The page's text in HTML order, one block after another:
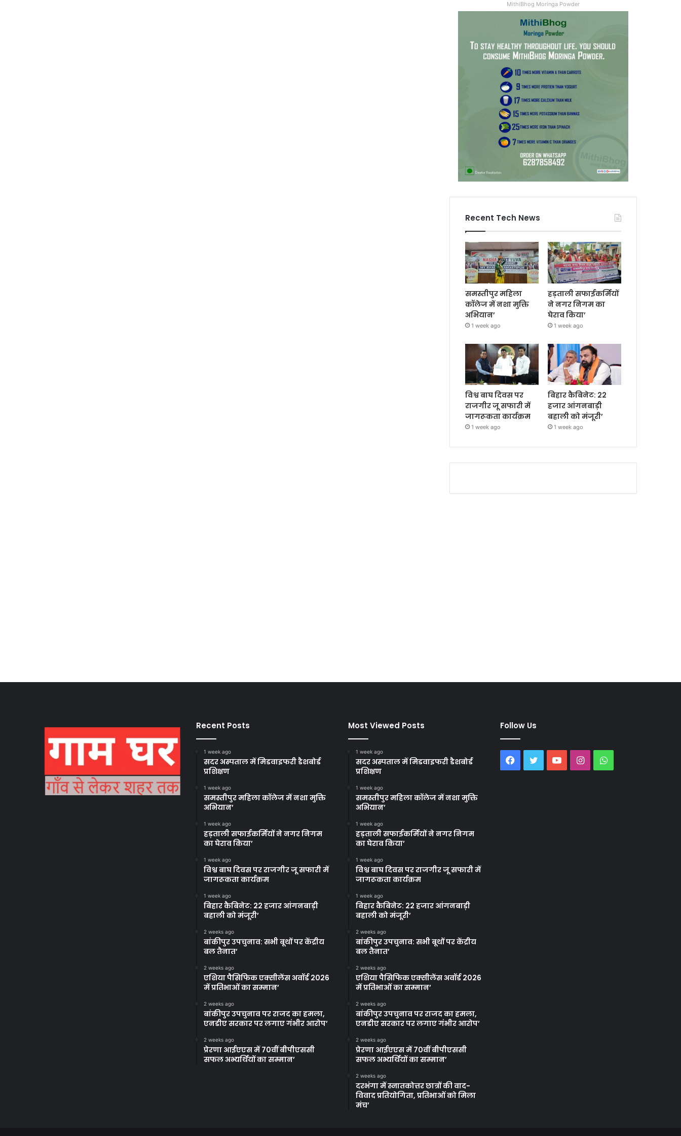
MithiBhog Moringa Powder
Recent Tech News
समस्तीपुर महिला
कॉलेज में नशा मुक्ति
अभियान’
1 week ago
हड़ताली सफाईकर्मियों
ने नगर निगम का
घेराव किया’
1 week ago
विश्व बाघ दिवस पर
राजगीर जू सफारी में
जागरूकता कार्यक्रम
1 week ago
बिहार कैबिनेट: 22
हजार आंगनबाड़ी
बहाली को मंजूरी’
1 week ago
Recent Posts
1 week ago
सदर अस्पताल में मिडवाइफरी डैशबोर्ड
प्रशिक्षण
1 week ago
समस्तीपुर महिला कॉलेज में नशा मुक्ति
अभियान’
1 week ago
हड़ताली सफाईकर्मियों ने नगर निगम
का घेराव किया’
1 week ago
विश्व बाघ दिवस पर राजगीर जू सफारी में
जागरूकता कार्यक्रम
1 week ago
बिहार कैबिनेट: 22 हजार आंगनबाड़ी
बहाली को मंजूरी’
2 weeks ago
बांकीपुर उपचुनाव: सभी बूथों पर केंद्रीय
बल तैनात’
2 weeks ago
एशिया पैसिफिक एक्सीलेंस अवॉर्ड 2026
में प्रतिभाओं का सम्मान’
2 weeks ago
बांकीपुर उपचुनाव पर राजद का हमला,
एनडीए सरकार पर लगाए गंभीर आरोप’
2 weeks ago
प्रेरणा आईएएस में 70वीं बीपीएससी
सफल अभ्यर्थियों का सम्मान’
Most Viewed Posts
1 week ago
सदर अस्पताल में मिडवाइफरी डैशबोर्ड
प्रशिक्षण
1 week ago
समस्तीपुर महिला कॉलेज में नशा मुक्ति
अभियान’
1 week ago
हड़ताली सफाईकर्मियों ने नगर निगम
का घेराव किया’
1 week ago
विश्व बाघ दिवस पर राजगीर जू सफारी में
जागरूकता कार्यक्रम
1 week ago
बिहार कैबिनेट: 22 हजार आंगनबाड़ी
बहाली को मंजूरी’
2 weeks ago
बांकीपुर उपचुनाव: सभी बूथों पर केंद्रीय
बल तैनात’
2 weeks ago
एशिया पैसिफिक एक्सीलेंस अवॉर्ड 2026
में प्रतिभाओं का सम्मान’
2 weeks ago
बांकीपुर उपचुनाव पर राजद का हमला,
एनडीए सरकार पर लगाए गंभीर आरोप’
2 weeks ago
प्रेरणा आईएएस में 70वीं बीपीएससी
सफल अभ्यर्थियों का सम्मान’
2 weeks ago
दरभंगा में स्नातकोत्तर छात्रों की वाद-
विवाद प्रतियोगिता, प्रतिभाओं को मिला
मंच’
Follow Us
Facebook
TwitterYouTubeInstagramWhatsApp